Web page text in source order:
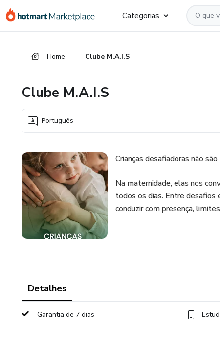
para
para
para
Categorias
Home Clube M.A.I.S
Clube M.A.I.S
Português
Crianças desafiadoras não
Na maternidade, elas nos
todos os dias. Entre desafios
conduzir com presença,
Detalhes
Garantia de 7 dias